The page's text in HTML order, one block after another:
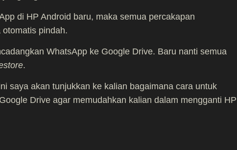
di HP Android baru, maka semua percakapan
pindah.
WhatsApp ke Google Drive. Baru nanti semua
.
saya akan tunjukkan ke kalian bagaimana cara untuk
Drive agar memudahkan kalian dalam mengganti HP